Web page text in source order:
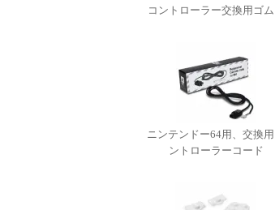
コントローラー交換用ゴム
ニンテンドー64用、交換用
ントローラーコード